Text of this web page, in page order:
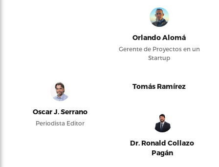
Orlando Alomá
Gerente de Proyectos en un
Startup
Oscar J. Serrano
Periodista Editor
Tomás Ramírez
Dr. Ronald Collazo
Pagán